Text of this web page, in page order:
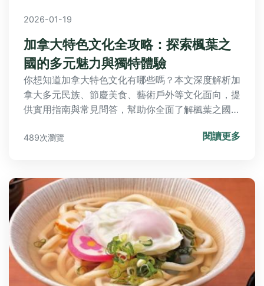
2026-01-19
加拿大特色文化全攻略：探索楓葉之
國的多元魅力與獨特體驗
你想知道加拿大特色文化有哪些嗎？本文深度解析加
拿大多元民族、節慶美食、藝術戶外等文化面向，提
供實用指南與常見問答，幫助你全面了解楓葉之國的
489次瀏覽 閱讀更多